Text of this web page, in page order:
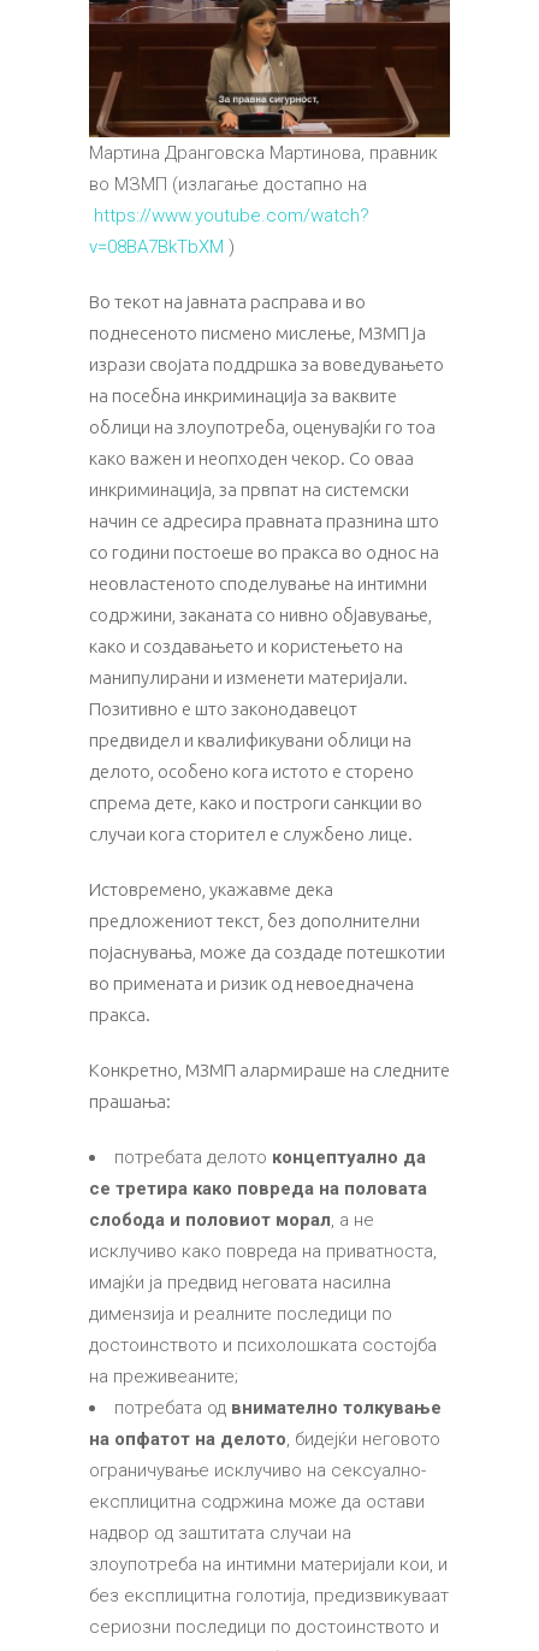
Мартина Дранговска Мартинова, правник
во МЗМП (излагање достапно на
https://www.youtube.com/watch?
v=08BA7BkTbXM )
Во текот на јавната расправа и во
поднесеното писмено мислење, МЗМП ја
изрази својата поддршка за воведувањето
на посебна инкриминација за ваквите
облици на злоупотреба, оценувајќи го тоа
како важен и неопходен чекор. Со оваа
инкриминација, за првпат на системски
начин се адресира правната празнина што
со години постоеше во пракса во однос на
неовластеното споделување на интимни
содржини, заканата со нивно објавување,
како и создавањето и користењето на
манипулирани и изменети материјали.
Позитивно е што законодавецот
предвидел и квалификувани облици на
делото, особено кога истото е сторено
спрема дете, како и построги санкции во
случаи кога сторител е службено лице.
Истовремено, укажавме дека
предложениот текст, без дополнителни
појаснувања, може да создаде потешкотии
во примената и ризик од невоедначена
пракса.
Конкретно, МЗМП алармираше на следните
прашања:
потребата делото концептуално да
се третира како повреда на половата
слобода и половиот морал, а не
исклучиво како повреда на приватноста,
имајќи ја предвид неговата насилна
димензија и реалните последици по
достоинството и психолошката состојба
на преживеаните;
потребата од внимателно толкување
на опфатот на делото, бидејќи неговото
ограничување исклучиво на сексуално-
експлицитна содржина може да остави
надвор од заштитата случаи на
злоупотреба на интимни материјали кои, и
без експлицитна голотија, предизвикуваат
сериозни последици по достоинството и